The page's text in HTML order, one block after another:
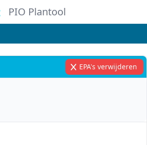
PIO Plantool
EPA's verwijderen